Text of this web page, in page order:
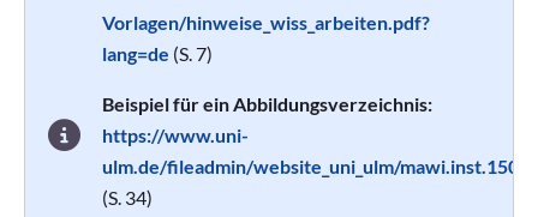
Vorlagen/hinweise_wiss_arbeiten.pdf?
lang=de (S. 7)
Beispiel für ein Abbildungsverzeichnis:
https://www.uni-
ulm.de/fileadmin/website_uni_ulm/mawi.inst.150/
(S. 34)